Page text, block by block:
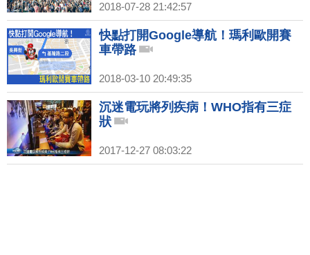
2018-07-28 21:42:57
快點打開Google導航！瑪利歐開賽
車帶路
2018-03-10 20:49:35
沉迷電玩將列疾病！WHO指有三症
狀
2017-12-27 08:03:22